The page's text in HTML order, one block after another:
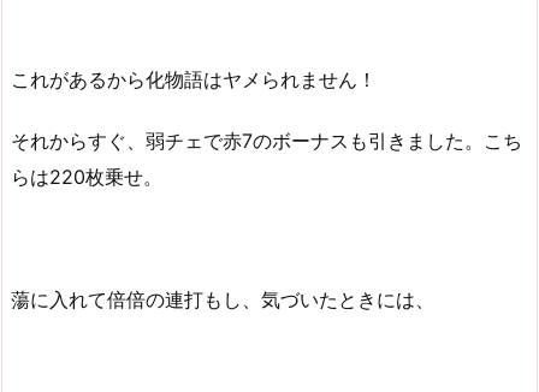
これがあるから化物語はヤメられません！
それからすぐ、弱チェで赤7のボーナスも引きました。こち
らは220枚乗せ。
蕩に入れて倍倍の連打もし、気づいたときには、